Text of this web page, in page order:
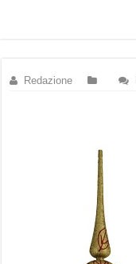
Redazione